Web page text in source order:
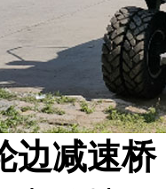
边减速桥